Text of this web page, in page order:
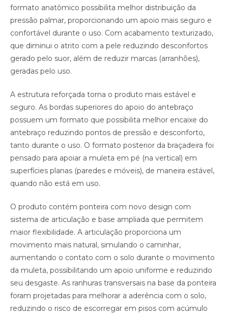
formato anatômico possibilita melhor distribuição da
pressão palmar, proporcionando um apoio mais seguro e
confortável durante o uso. Com acabamento texturizado,
que diminui o atrito com a pele reduzindo desconfortos
gerado pelo suor, além de reduzir marcas (arranhões),
geradas pelo uso.
A estrutura reforçada torna o produto mais estável e
seguro. As bordas superiores do apoio do antebraço
possuem um formato que possibilita melhor encaixe do
antebraço reduzindo pontos de pressão e desconforto,
tanto durante o uso. O formato posterior da braçadeira foi
pensado para apoiar a muleta em pé (na vertical) em
superfícies planas (paredes e móveis), de maneira estável,
quando não está em uso.
O produto contém ponteira com novo design com
sistema de articulação e base ampliada que permitem
maior flexibilidade. A articulação proporciona um
movimento mais natural, simulando o caminhar,
aumentando o contato com o solo durante o movimento
da muleta, possibilitando um apoio uniforme e reduzindo
seu desgaste. As ranhuras transversais na base da ponteira
foram projetadas para melhorar a aderência com o solo,
reduzindo o risco de escorregar em pisos com acúmulo